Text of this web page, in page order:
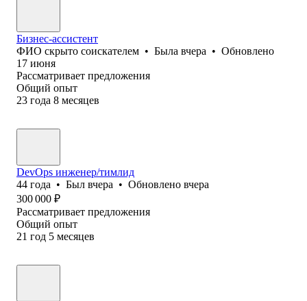
Бизнес-ассистент
ФИО скрыто соискателем • Была вчера • Обновлено
17 июня
Рассматривает предложения
Общий опыт
23 года 8 месяцев
DevOps инженер/тимлид
44 года • Был вчера • Обновлено вчера
300 000 ₽
Рассматривает предложения
Общий опыт
21 год 5 месяцев